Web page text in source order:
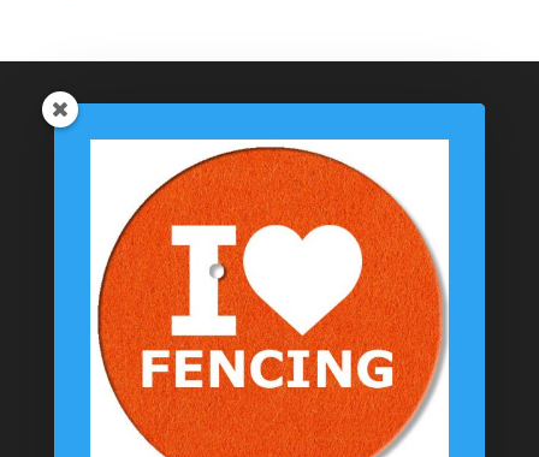
Catégories de produits
Coussinets Personnalisés
T-shirts
Chaussettes
Goodies
Informations
Messagerie Facebook